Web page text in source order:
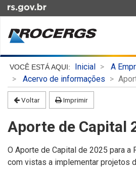
para
conteúdo
Ir
para
menu
Início
conteúdo
Inicial
A
Acervo de informações
Voltar Imprimir
Aporte de Capital
O Aporte de Capital de 2025 para
com vistas a implementar projetos